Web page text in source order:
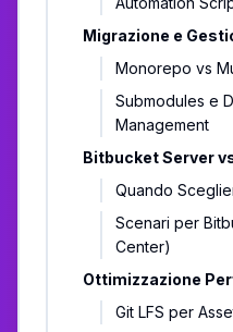
Migrazione e
Monorepo vs
Submodules e
Management
Bitbucket Server
Quando
Scenari per
Center)
Ottimizzazione
Git LFS per